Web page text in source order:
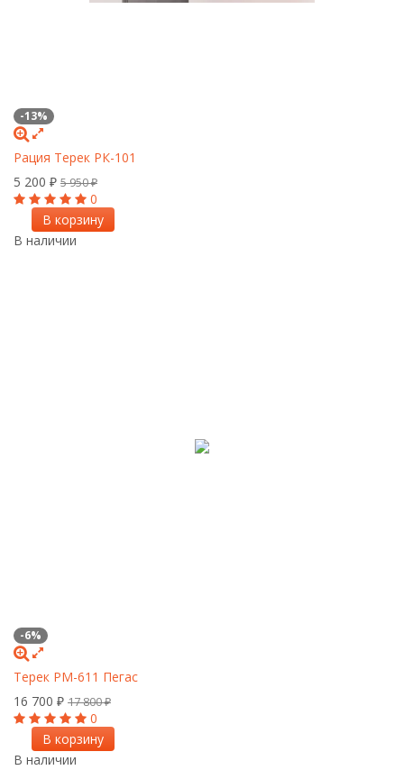
-13%
Рация Терек РК-101
5 200 ₽ 5 950₽
0
В корзину
В наличии
-6%
Терек РМ-611 Пегас
16 700 ₽ 17 800₽
0
В корзину
В наличии